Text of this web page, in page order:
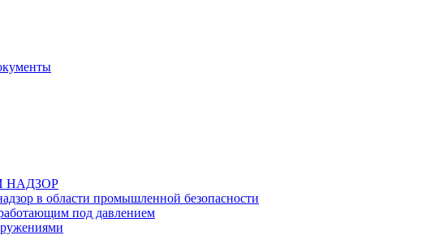
НАДЗОР
в области промышленной безопасности
под давлением